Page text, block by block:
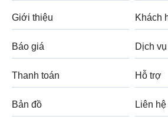
Giới thiệu Khách
Báo giá Dịch vụ
Thanh toán Hỗ trợ
Bản đồ Liên hệ